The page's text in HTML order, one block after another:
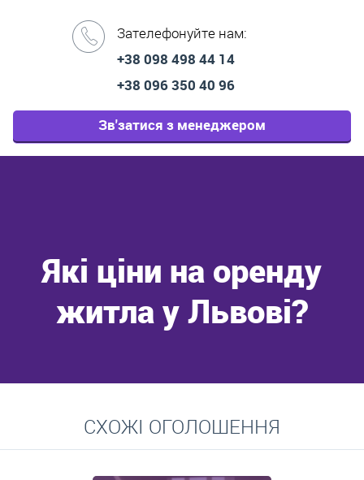
Зателефонуйте нам:
+38 098 498 44 14
+38 096 350 40 96
Зв'затися з менеджером
Які ціни на оренду
житла у Львові?
Середні ціни на довготривалу оренду квартир, особняків,
кімнат
СХОЖІ ОГОЛОШЕННЯ